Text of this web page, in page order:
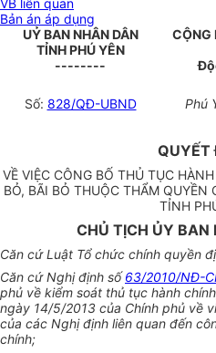
VB liên quan
Bản án áp dụng
UỶ BAN NHÂN DÂN
TỈNH PHÚ YÊN
--------
CỘNG
Số: 828/QĐ-UBND Phú
QUYẾT
VỀ VIỆC CÔNG BỐ THỦ TỤC
BỎ, BÃI BỎ THUỘC THẨM QUYỀN
TỈNH
CHỦ TỊCH ỦY BAN
Căn cứ Luật Tổ chức chính quyền
Căn cứ Nghị định số63/2010/NĐ-
phủ về kiểm soát thủ tục hành
ngày 14/5/2013 của Chính phủ về
của các Nghị định liên quan đến
chính;